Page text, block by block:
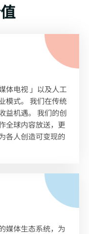
体电视 」以及人工
模式。 我们在传统
益机遇。 我们的创
全球内容放送，更
各人创造可变现的
媒体生态系统，为